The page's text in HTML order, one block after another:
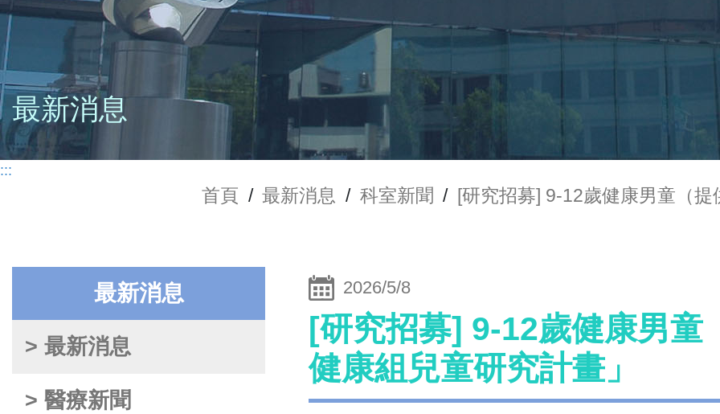
最新消息
:::
首頁 / 最新消息 / 科室新聞 / [研究招募] 9-12歲健康男童（
最新消息
> 最新消息
> 醫療新聞
2026/5/8
[研究招募] 9-12歲健康男童
健康組兒童研究計畫」